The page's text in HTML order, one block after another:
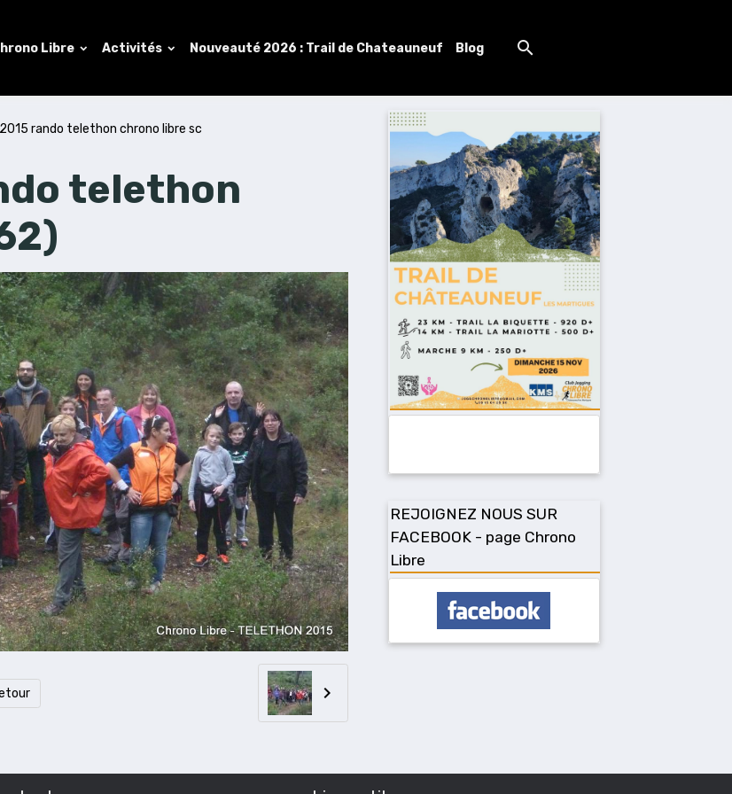
Libre Activités Nouveauté 2026 : Trail de Chateauneuf Blog
rando telethon chrono libre sc
telethon
REJOIGNEZ NOUS SUR
FACEBOOK - page Chrono
Libre